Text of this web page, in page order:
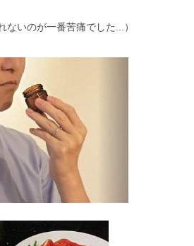
ないのが一番苦痛でした...）